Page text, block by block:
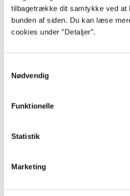
tilbagetrække dit samtykke ved at
bunden af siden. Du kan læse
cookies under ”Detaljer”.
Nødvendig
Funktionelle
Statistik
Marketing
Alle registrerede artikler fordelt
...